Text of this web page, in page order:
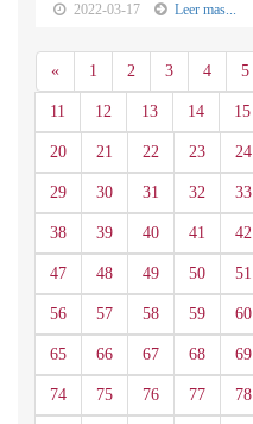
2022-03-17 Leer mas...
«Anterior
1 2 3 4 5
11 12 13 14 15
20 21 22 23 24
29 30 31 32 33
38 39 40 41 42
47 48 49 50 51
56 57 58 59 60
65 66 67 68 69
74 75 76 77 78